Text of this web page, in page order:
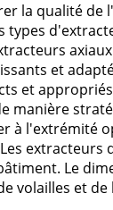
la qualité de
types
et
et
manière
à l'extrémité
extracteurs
Le
volailles et